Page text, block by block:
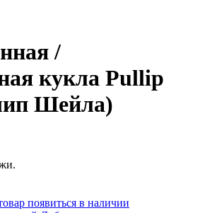
/
кукла Pullip
Шейла)
появиться в наличии